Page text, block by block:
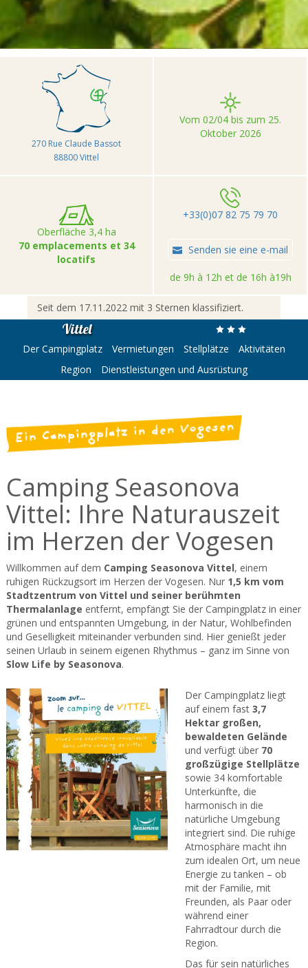
Accueil>Camping et Location de vacances Seasonova>>
270 Rue Claude Bassot
88800 Vittel
Vom 02/04 bis zum 25.
Oktober 2026
Oberfläche 3,4 ha
70 emplacements et 34
locatifs
+33(0)07 82 75 79 70
Senden sie eine e-mail
de 9h à 12h et de 16h à19h
Seit dem 17.11.2022 mit 3 Sternen klassifiziert.
Vittel
Der Campingplatz Vermietungen Stellplätze
Aktivitäten
Region
Dienstleistungen und Ausrüstung
Ein Campingplatz in den Vogesen
Camping Seasonova
Vittel: Ihre Naturauszeit
im Herzen der Vogesen
Willkommen auf dem Camping Seasonova Vittel, einem
ruhigen Rückzugsort im Herzen der Vogesen. Nur 1,5 km vom
Stadtzentrum von Vittel und seiner berühmten
Thermalanlage entfernt, empfängt Sie der Campingplatz in einer
grünen und entspannten Umgebung, in der Natur, Wohlbefinden
und Geselligkeit miteinander verbunden sind. Hier genießt jeder
seinen Urlaub in seinem eigenen Rhythmus – ganz im Sinne von
Slow Life by Seasonova.
Der Campingplatz liegt
auf einem fast 3,7
Hektar großen,
bewaldeten Gelände
und verfügt über 70
großzügige Stellplätze
sowie 34 komfortable
Unterkünfte, die
harmonisch in die
natürliche Umgebung
integriert sind. Die ruhige
Atmosphäre macht ihn
zum idealen Ort, um neue
Energie zu tanken – ob
mit der Familie, mit
Freunden, als Paar oder
während einer
Fahrradtour durch die
Region.
Das für sein natürliches